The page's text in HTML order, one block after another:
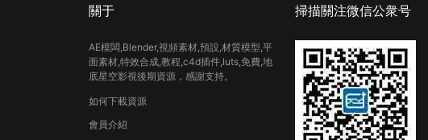
關于
AE模闆,Blender,視頻素材,預設,材質模型,平
面素材,特效合成,教程,c4d插件,luts,免費,地
底星空影視後期資源，感謝支持。
如何下載資源
會員介紹
掃描關注微信公衆号